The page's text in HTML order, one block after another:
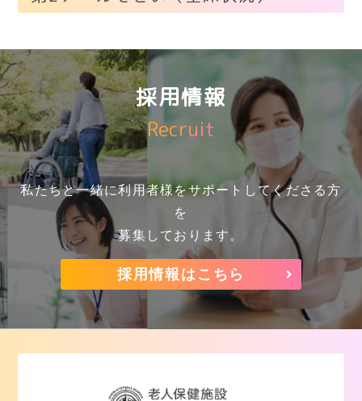
採用情報
Recruit
私たちと一緒に利用者様をサポートしてくださる方
を
募集しております。
採用情報はこちら